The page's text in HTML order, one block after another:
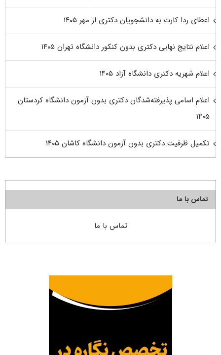
اعطای ردا کارت به دانشجویان دکتری از مهر ۱۴۰۵
اعلام نتایج نهایی دکتری بدون کنکور دانشگاه تهران ۱۴۰۵
اعلام شهریه دکتری دانشگاه آزاد ۱۴۰۵
اعلام اسامی پذیرفته‌شدگان دکتری بدون آزمون دانشگاه کردستان
۱۴۰۵
تکمیل ظرفیت دکتری بدون آزمون دانشگاه کاشان ۱۴۰۵
تماس با ما
تماس با ما